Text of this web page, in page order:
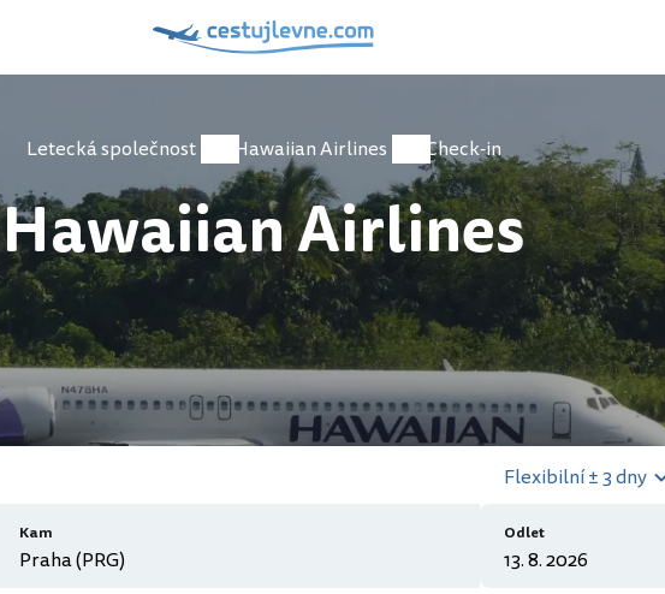
Letecká společnost Hawaiian Airlines Check-in
Hawaiian Airlines
Kam
Flexibilní ± 3 dny
Odlet